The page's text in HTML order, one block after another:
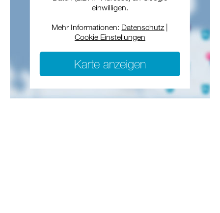
einwilligen.
Mehr Informationen: Datenschutz
Cookie Einstellungen
Karte anzeigen